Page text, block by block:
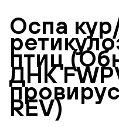
Оспа
птиц
ДНК
REV)